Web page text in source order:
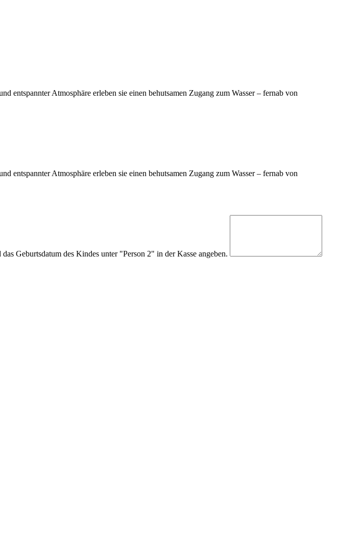
entspannter Atmosphäre erleben sie einen behutsamen Zugang zum Wasser – fernab von
entspannter Atmosphäre erleben sie einen behutsamen Zugang zum Wasser – fernab von
Geburtsdatum des Kindes unter "Person 2" in der Kasse angeben.